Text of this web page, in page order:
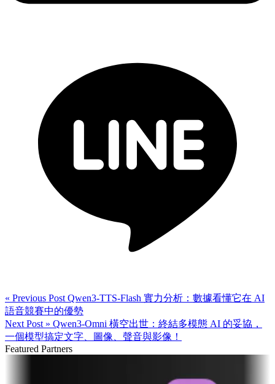
« Previous Post Qwen3-TTS-Flash 實力分析：數據看懂它在 AI
語音競賽中的優勢
Next Post » Qwen3-Omni 橫空出世：終結多模態 AI 的妥協，
一個模型搞定文字、圖像、聲音與影像！
Featured Partners